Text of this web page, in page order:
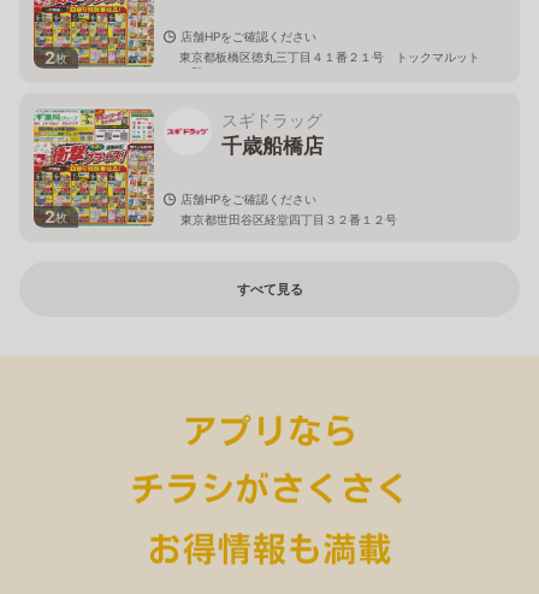
2枚
店舗HPをご確認ください
東京都板橋区徳丸三丁目４１番２１号 トックマルット
１階
2枚
スギドラッグ
千歳船橋店
店舗HPをご確認ください
東京都世田谷区経堂四丁目３２番１２号
すべて見る